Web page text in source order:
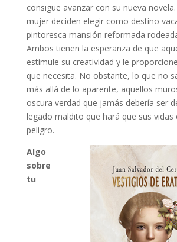
consigue avanzar con su nueva
mujer deciden elegir como destino
pintoresca mansión reformada
Ambos tienen la esperanza de que
estimule su creatividad y le
que necesita. No obstante, lo que no
más allá de lo aparente, aquellos
oscura verdad que jamás debería ser
legado maldito que hará que sus vidas
peligro.
Algo
sobre
tu